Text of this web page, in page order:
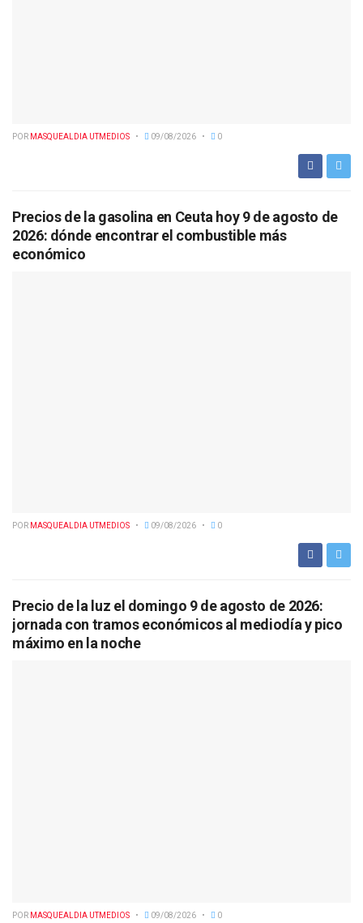
POR MASQUEALDIA UTMEDIOS 09/08/2026 0
Precios de la gasolina en Ceuta hoy 9 de agosto de
2026: dónde encontrar el combustible más
económico
POR MASQUEALDIA UTMEDIOS 09/08/2026 0
Precio de la luz el domingo 9 de agosto de 2026:
jornada con tramos económicos al mediodía y pico
máximo en la noche
POR MASQUEALDIA UTMEDIOS 09/08/2026 0